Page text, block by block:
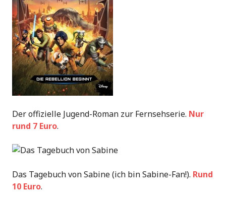
Der offizielle Jugend-Roman zur Fernsehserie. Nur
rund 7 Euro.
Das Tagebuch von Sabine (ich bin Sabine-Fan!). Rund
10 Euro.